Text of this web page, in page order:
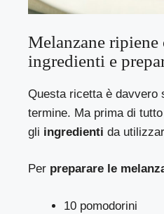
Melanzane
ingredienti e
Questa ricetta è davvero
termine. Ma prima di
gli ingredienti da
Per preparare le
10 pomodorini